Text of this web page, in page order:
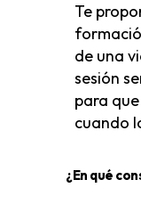
Te
de una
sesión
para
cuando
¿En qué